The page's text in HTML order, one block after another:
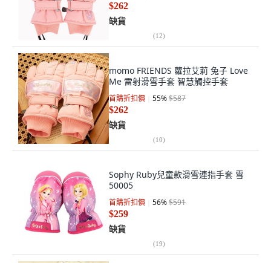
$262
缺貨
(12)
momo FRIENDS 蘿拉艾莉 兔子 Love
Me 雷射滑雪手套 智慧觸控手套
首購折扣價 55%$587
$262
缺貨
(10)
Sophy Ruby兒童款滑雪連指手套 雪
50005
首購折扣價 56%$591
$259
缺貨
(19)